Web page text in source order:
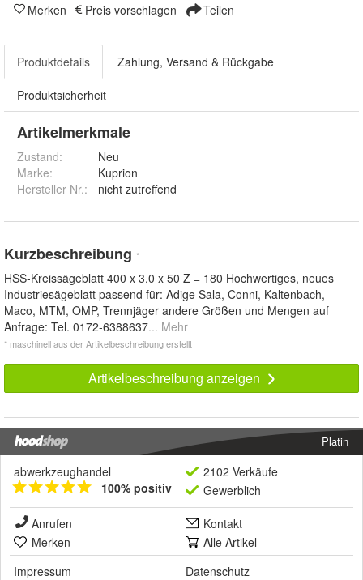
Merken Preis vorschlagen Teilen
Produktdetails Zahlung, Versand & Rückgabe
Produktsicherheit
Artikelmerkmale
Zustand:
Neu
Marke:
Kuprion
Hersteller Nr.:
nicht zutreffend
Kurzbeschreibung *
HSS-Kreissägeblatt 400 x 3,0 x 50 Z = 180 Hochwertiges, neues
Industriesägeblatt passend für: Adige Sala, Conni, Kaltenbach,
Maco, MTM, OMP, Trennjäger andere Größen und Mengen auf
Anfrage: Tel. 0172-6388637... Mehr
* maschinell aus der Artikelbeschreibung erstellt
Artikelbeschreibung anzeigen
Platin
abwerkzeughandel
100% positiv
2102 Verkäufe
Gewerblich
Anrufen
Kontakt
Merken
Alle Artikel
Impressum
Datenschutz